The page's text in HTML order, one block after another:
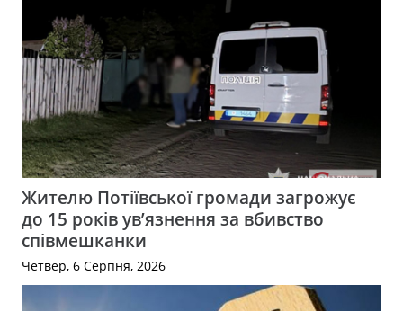
Жителю Потіївської громади загрожує
до 15 років ув’язнення за вбивство
співмешканки
Четвер, 6 Серпня, 2026